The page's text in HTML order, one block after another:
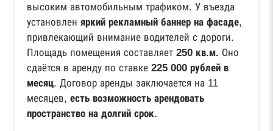
высоким автомобильным трафиком. У въезда
установлен яркий рекламный баннер на фасаде,
привлекающий внимание водителей с дороги.
Площадь помещения составляет 250 кв.м. Оно
сдаётся в аренду по ставке 225 000 рублей в
месяц. Договор аренды заключается на 11
месяцев, есть возможность арендовать
пространство на долгий срок.